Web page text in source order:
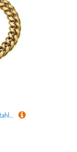
TPIONEER Hundehalsband aus Edelstahl, goldfarben, graviertes Metallhalsband für mittelgroße und große Hunde, Trainingshalsband